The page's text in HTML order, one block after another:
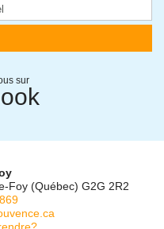
sur
Foy (Québec) G2G 2R2